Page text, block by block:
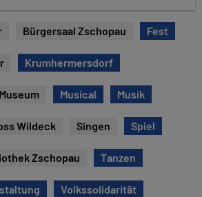
Bürgersaal Zschopau Fest
Krumhermersdorf
Museum Musical Musik
Wildeck Singen Spiel
Zschopau Tanzen
Volkssolidarität